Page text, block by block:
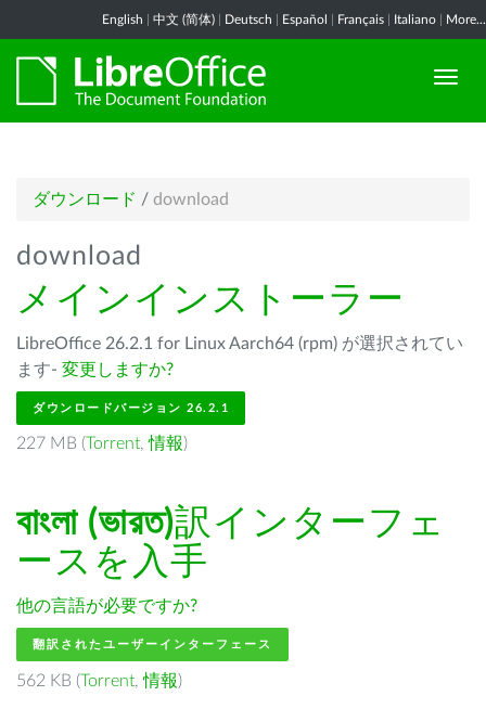
English 中文 (简体) Deutsch Español Français Italiano More...
ダウンロード / download
download
メインインストーラー
LibreOffice 26.2.1 for Linux Aarch64 (rpm) が選択されてい
ます- 変更しますか?
ダウンロードバージョン 26.2.1
227 MB (Torrent,情報)
বাংলা (ভারত)訳インターフェ
ースを入手
他の言語が必要ですか?
翻訳されたユーザーインターフェース
562 KB (Torrent,情報)